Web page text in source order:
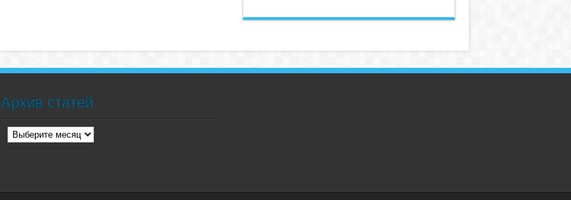
Архив статей
Архив
статей